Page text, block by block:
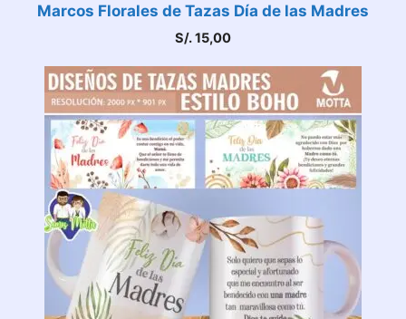
Marcos Florales de Tazas Día de las Madres
S/.15,00